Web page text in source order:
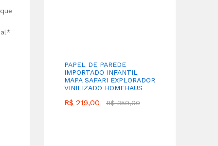
PAPEL DE PAREDE
IMPORTADO INFANTIL
MAPA SAFARI EXPLORADOR
VINILIZADO HOMEHAUS
R$ 219,00 R$359,00